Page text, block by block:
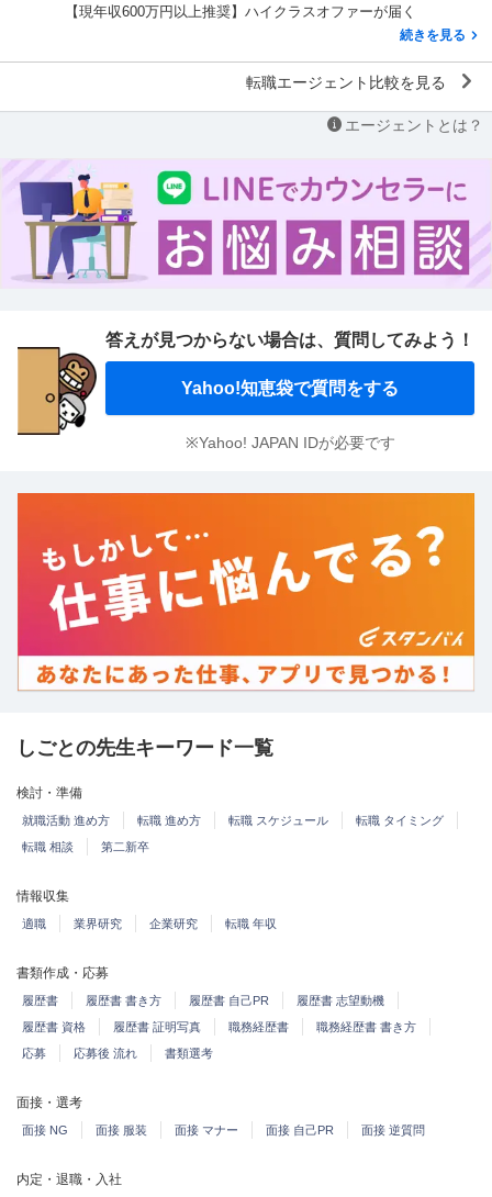
【現年収600万円以上推奨】ハイクラスオファーが届く
続きを見る
転職エージェント比較を見る
エージェントとは？
答えが見つからない場合は、 質問してみよう！
Yahoo!知恵袋で質問をする
※Yahoo! JAPAN IDが必要です
しごとの先生キーワード一覧
検討・準備
就職活動 進め方 転職 進め方 転職 スケジュール
転職 タイミング
転職 相談
第二新卒
情報収集
適職 業界研究 企業研究 転職 年収
書類作成・応募
履歴書 履歴書 書き方 履歴書 自己PR
履歴書 志望動機
履歴書 資格
履歴書 証明写真 職務経歴書
職務経歴書 書き方
応募
応募後 流れ 書類選考
面接・選考
面接 NG 面接 服装 面接 マナー 面接 自己PR 面接 逆質問
内定・退職・入社